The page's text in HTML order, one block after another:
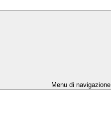
Menu di navigazione